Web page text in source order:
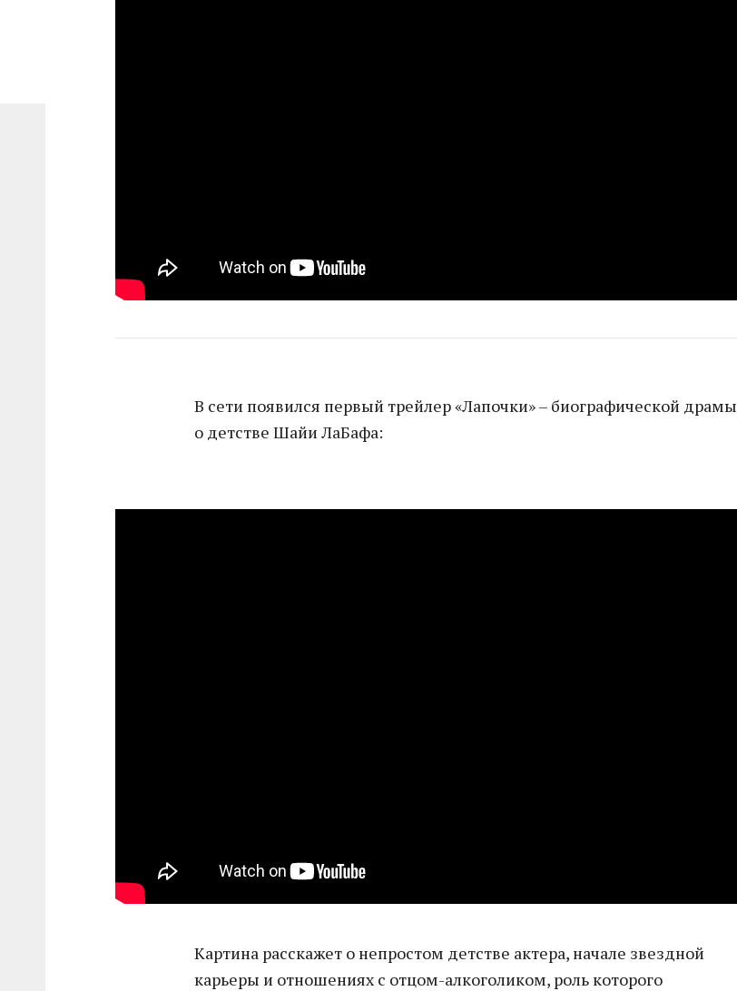
В сети появился первый трейлер «Лапочки» – биографической драмы
о детстве Шайи ЛаБафа:
Картина расскажет о непростом детстве актера, начале звездной
карьеры и отношениях с отцом-алкоголиком, роль которого